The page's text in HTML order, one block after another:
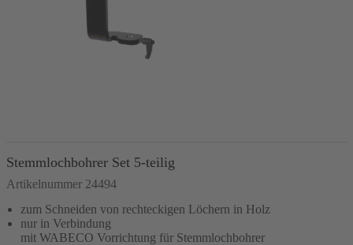
Stemmlochbohrer Set 5-teilig
Artikelnummer 24494
zum Schneiden von rechteckigen Löchern in Holz
nur in Verbindung
mit WABECO Vorrichtung für Stemmlochbohrer